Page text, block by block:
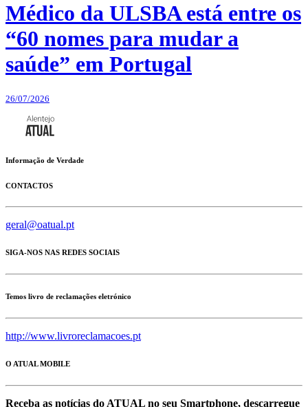
Médico da ULSBA está entre os
“60 nomes para mudar a
saúde” em Portugal
26/07/2026
Informação de Verdade
CONTACTOS
geral@oatual.pt
SIGA-NOS NAS REDES SOCIAIS
Temos livro de reclamações eletrónico
http://www.livroreclamacoes.pt
O ATUAL MOBILE
Receba as notícias do ATUAL no seu Smartphone, descarregue